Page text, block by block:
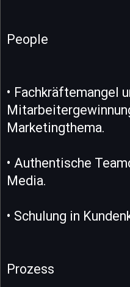
People
• Fachkräftemangel
Marketingthema.
• Authentische
Media.
• Schulung in
Prozess